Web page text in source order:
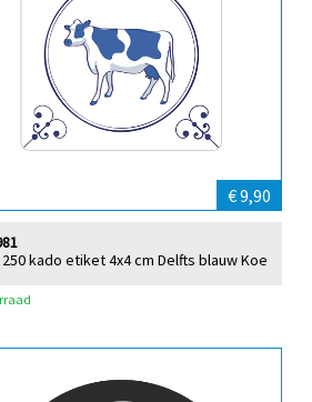
€ 9,90
250 kado etiket 4x4 cm Delfts blauw Koe